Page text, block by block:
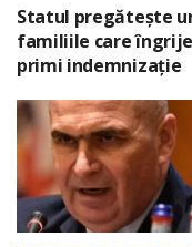
Statul pregătește
familiile care
primi indemnizație